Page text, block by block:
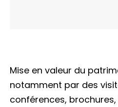
Mise en valeur du
notamment par des
conférences,